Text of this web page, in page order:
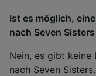
Ist es möglich,
nach Seven
Nein, es gibt
nach Seven